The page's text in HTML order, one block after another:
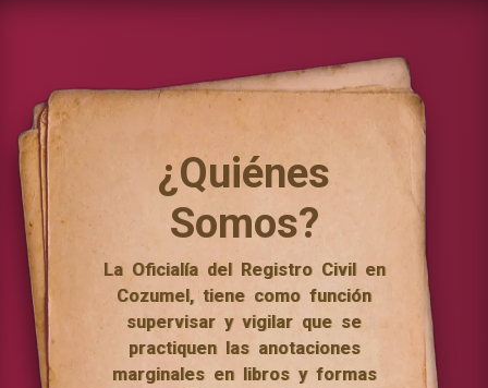
¿Quiénes
Somos?
La Oficialía del Registro Civil en
Cozumel, tiene como función
supervisar y vigilar que se
practiquen las anotaciones
marginales en libros y formas